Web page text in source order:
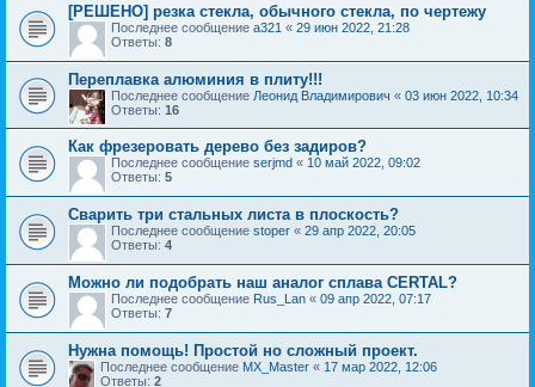
[РЕШЕНО] резка стекла, обычного стекла, по чертежу
Последнее сообщение a321 « 29 июн 2022, 21:28
Ответы: 8
Переплавка алюминия в плиту!!!
Последнее сообщение Леонид Владимирович « 03 июн 2022, 10:34
Ответы: 16
Как фрезеровать дерево без задиров?
Последнее сообщение serjmd « 10 май 2022, 09:02
Ответы: 5
Сварить три стальных листа в плоскость?
Последнее сообщение stoper « 29 апр 2022, 20:05
Ответы: 4
Можно ли подобрать наш аналог сплава CERTAL?
Последнее сообщение Rus_Lan « 09 апр 2022, 07:17
Ответы: 7
Нужна помощь! Простой но сложный проект.
Последнее сообщение MX_Master « 17 мар 2022, 12:06
Ответы: 2